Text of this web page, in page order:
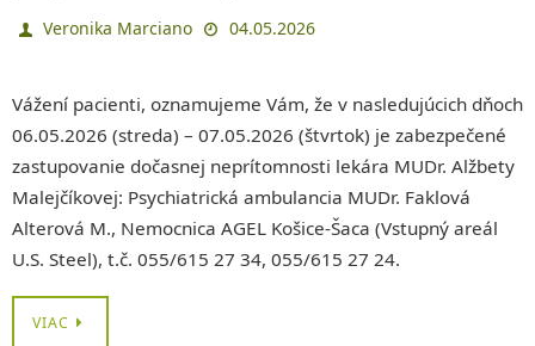
Veronika Marciano 04.05.2026
Vážení pacienti, oznamujeme Vám, že v nasledujúcich dňoch
06.05.2026 (streda) – 07.05.2026 (štvrtok) je zabezpečené
zastupovanie dočasnej neprítomnosti lekára MUDr. Alžbety
Malejčíkovej: Psychiatrická ambulancia MUDr. Faklová
Alterová M., Nemocnica AGEL Košice-Šaca (Vstupný areál
U.S. Steel), t.č. 055/615 27 34, 055/615 27 24.
VIAC